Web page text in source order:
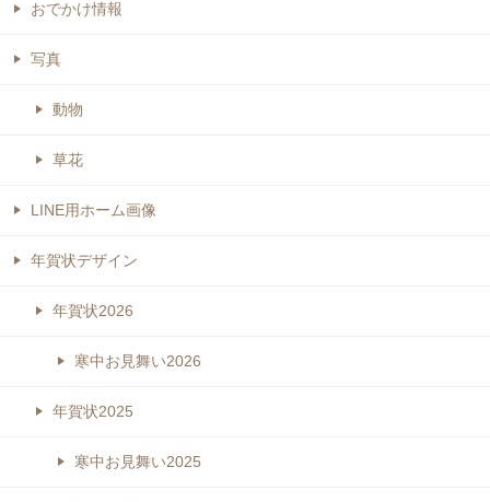
おでかけ情報
写真
動物
草花
LINE用ホーム画像
年賀状デザイン
年賀状2026
寒中お見舞い2026
年賀状2025
寒中お見舞い2025